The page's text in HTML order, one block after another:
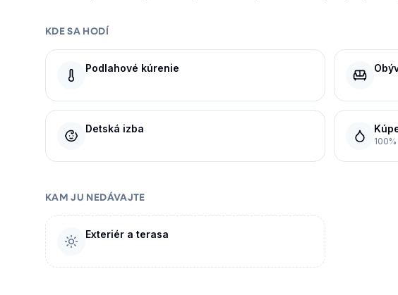
KDE SA HODÍ
Podlahové kúrenie
Detská izba
KAM JU NEDÁVAJTE
Exteriér a terasa